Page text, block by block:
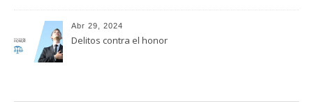
Abr 29, 2024
Delitos contra el honor